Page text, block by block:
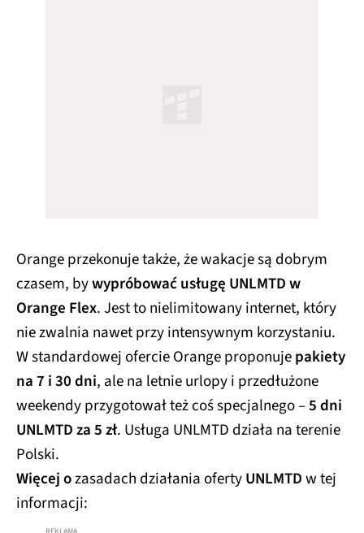
Orange przekonuje także, że wakacje są dobrym
czasem, bywypróbować usługę UNLMTD w
Orange Flex. Jest to nielimitowany internet, który
nie zwalnia nawet przy intensywnym korzystaniu.
W standardowej ofercie Orange proponujepakiety
na 7 i 30 dni, ale na letnie urlopy i przedłużone
weekendy przygotował też coś specjalnego –5 dni
UNLMTD za 5 zł. Usługa UNLMTD działa na terenie
Polski.
Więcej ozasadach działania ofertyUNLMTDw tej
informacji: